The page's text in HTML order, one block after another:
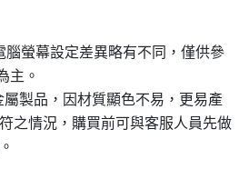
腦螢幕設定差異略有不同，僅供參
主。
屬製品，因材質顯色不易，更易產
之情況，購買前可與客服人員先做